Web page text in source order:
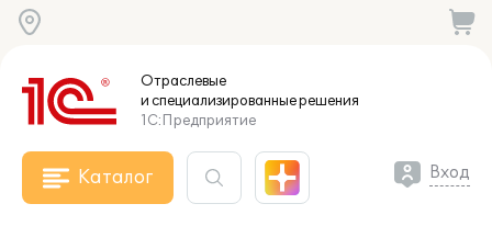
Отраслевые
и специализированныерешения
1С:Предприятие
Каталог Вход